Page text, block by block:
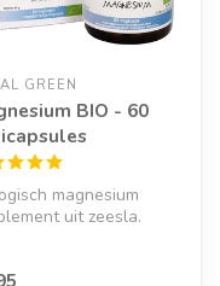
GREEN
BIO - 60
magnesium
uit zeesla.